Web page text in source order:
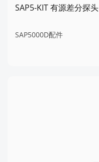
SAP5-KIT 有源差分探头
SAP5000D配件